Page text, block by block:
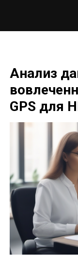
Анализ
GPS для